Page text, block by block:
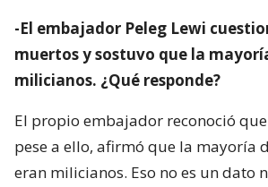
-El embajador Peleg Lewi
muertos y sostuvo que la
milicianos. ¿Qué responde?
El propio embajador reconoció
pese a ello, afirmó que la mayoría
eran milicianos. Eso no es un dato